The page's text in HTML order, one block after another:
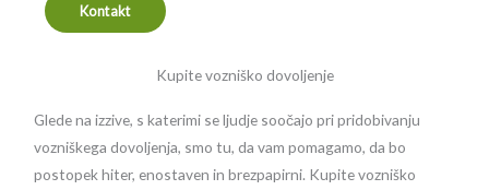
Kontakt
Kupite vozniško dovoljenje
Glede na izzive, s katerimi se ljudje soočajo pri pridobivanju
vozniškega dovoljenja, smo tu, da vam pomagamo, da bo
postopek hiter, enostaven in brezpapirni. Kupite vozniško